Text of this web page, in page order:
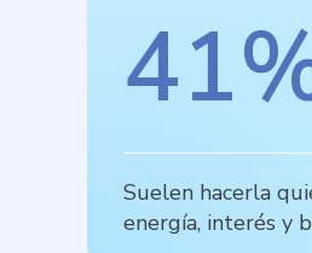
41
Suelen hacerla
energía, interés y